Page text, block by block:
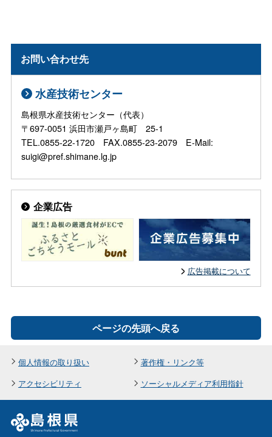
お問い合わせ先
水産技術センター
島根県水産技術センター（代表）
〒697-0051 浜田市瀬戸ヶ島町 25-1
TEL.0855-22-1720 FAX.0855-23-2079 E-Mail:
suigi@pref.shimane.lg.jp
企業広告
広告掲載について
ページの先頭へ戻る
個人情報の取り扱い
著作権・リンク等
アクセシビリティ
ソーシャルメディア利用指針